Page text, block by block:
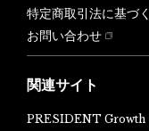
特定商取引法に基づ
お問い合わせ
関連サイト
PRESIDENT Growth